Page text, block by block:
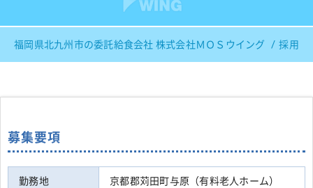
福岡県北九州市の委託給食会社 株式会社ＭＯＳウイング 採用情
募集要項
勤務地 京都郡苅田町与原（有料老人ホーム）